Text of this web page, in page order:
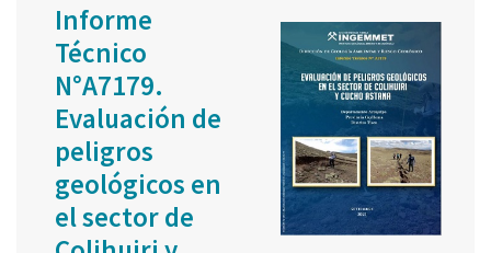
Informe
Técnico
N°A7179.
Evaluación de
peligros
geológicos en
el sector de